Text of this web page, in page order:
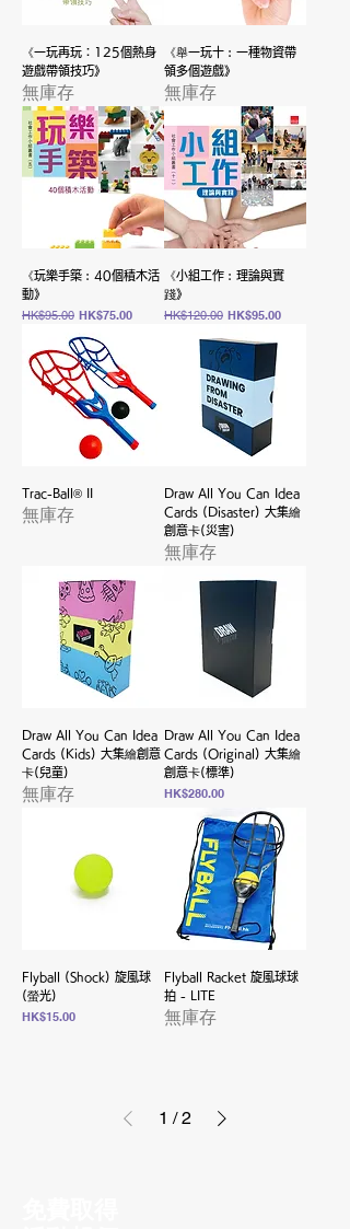
《一玩再玩：125個熱身
遊戲帶領技巧》
無庫存
《舉一玩十︰一種物資帶
領多個遊戲》
無庫存
《玩樂手築︰40個積木活
動》
一般價格
HK$95.00 促銷價格
HK$75.00
《小組工作︰理論與實
踐》
一般價格
HK$120.00 促銷價格
HK$95.00
Trac-Ball® II
無庫存
Draw All You Can Idea
Cards (Disaster) 大集繪
創意卡(災害)
無庫存
Draw All You Can Idea
Cards (Kids) 大集繪創意
卡(兒童)
無庫存
Draw All You Can Idea
Cards (Original) 大集繪
創意卡(標準)
價格
HK$280.00
Flyball (Shock) 旋風球
(螢光)
價格
HK$15.00
Flyball Racket 旋風球球
拍 - LITE
無庫存
1 / 2